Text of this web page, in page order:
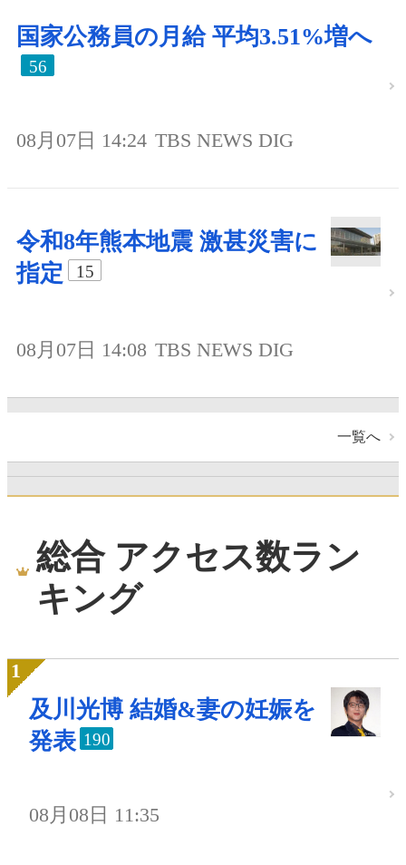
国家公務員の月給 平均3.51%増へ
56
08月07日 14:24 TBS NEWS DIG
令和8年熊本地震 激甚災害に
指定
15
08月07日 14:08 TBS NEWS DIG
一覧へ
総合 アクセス数ラン
キング
及川光博 結婚&妻の妊娠を
発表 190
08月08日 11:35